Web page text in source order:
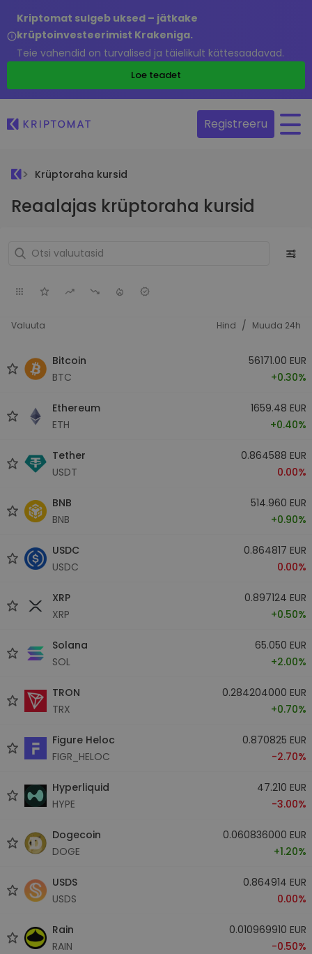
Kriptomat sulgeb uksed – jätkake
krüptoinvesteerimist Krakeniga.
Teie vahendid on turvalised ja täielikult kättesaadavad.
Loe teadet
Registreeru
Krüptoraha kursid
Reaalajas krüptoraha kursid
Valuuta Hind / Muuda 24h
Bitcoin
BTC
56171.00 EUR
+0.30%
Ethereum
ETH
1659.48 EUR
+0.40%
Tether
USDT
0.864588 EUR
0.00%
BNB
BNB
514.960 EUR
+0.90%
USDC
USDC
0.864817 EUR
0.00%
XRP
XRP
0.897124 EUR
+0.50%
Solana
SOL
65.050 EUR
+2.00%
TRON
TRX
0.284204000 EUR
+0.70%
Figure Heloc
FIGR_HELOC
0.870825 EUR
-2.70%
Hyperliquid
HYPE
47.210 EUR
-3.00%
Dogecoin
DOGE
0.060836000 EUR
+1.20%
USDS
USDS
0.864914 EUR
0.00%
Rain
RAIN
0.010969910 EUR
-0.50%